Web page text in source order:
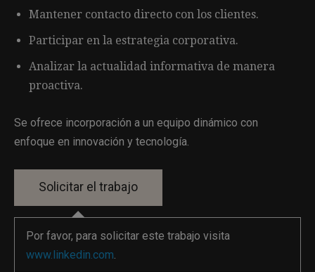
Mantener contacto directo con los clientes.
Participar en la estrategia corporativa.
Analizar la actualidad informativa de manera
proactiva.
Se ofrece incorporación a un equipo dinámico con
enfoque en innovación y tecnología.
Por favor, para solicitar este trabajo visita
www.linkedin.com.